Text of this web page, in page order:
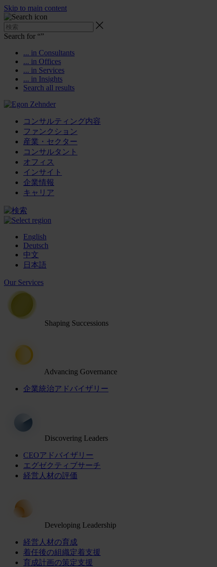
Skip to main content
Search for “”
... in Consultants
... in Offices
... in Services
... in Insights
Search all results
コンサルティング内容
ファンクション
産業・セクター
コンサルタント
オフィス
インサイト
企業情報
キャリア
English
Deutsch
中文
日本語
Our Services
Shaping Successions
Advancing Governance
企業統治アドバイザリー
Discovering Leaders
CEOアドバイザリー
エグゼクティブサーチ
経営人材の評価
Developing Leadership
経営人材の育成
着任後の組織定着支援
育成計画の策定支援